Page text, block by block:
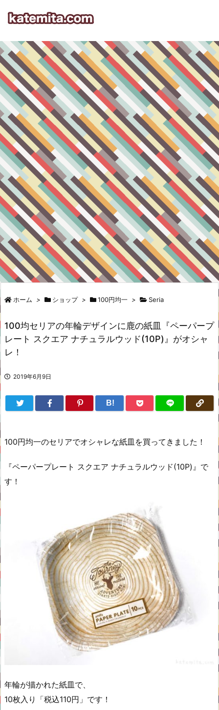
ホーム > ショップ > 100円均一 > Seria
100均セリアの年輪デザインに鹿の紙皿『ペーパープ
レート スクエア ナチュラルウッド(10P)』がオシャ
レ！
2019年6月9日
B!
100円均一のセリアでオシャレな紙皿を買ってきました！
『ペーパープレート スクエア ナチュラルウッド(10P)』で
す！
年輪が描かれた紙皿で、
10枚入り「税込110円」です！